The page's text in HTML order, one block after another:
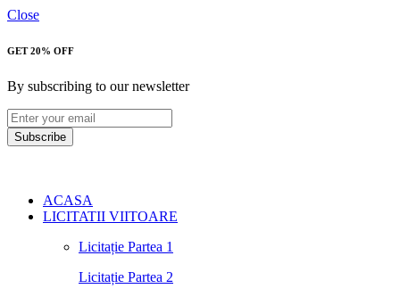
Close
GET 20% OFF
By subscribing to our newsletter
Subscribe
ACASA
LICITATII VIITOARE
Licitație Partea 1
Licitație Partea 2